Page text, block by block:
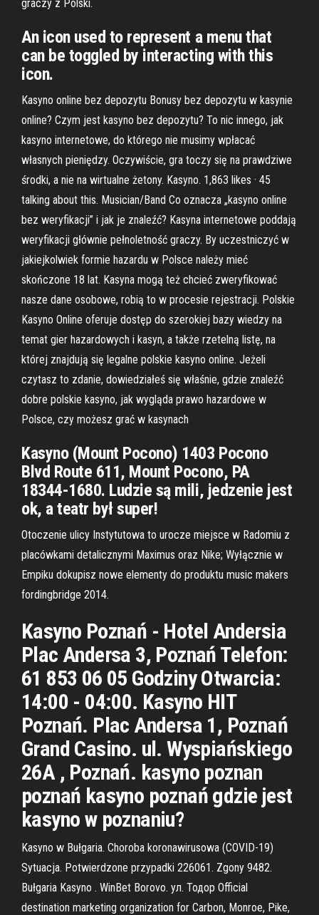
graczy z Polski.
An icon used to represent a menu that
can be toggled by interacting with this
icon.
Kasyno online bez depozytu Bonusy bez depozytu w kasynie
online? Czym jest kasyno bez depozytu? To nic innego, jak
kasyno internetowe, do którego nie musimy wpłacać
własnych pieniędzy. Oczywiście, gra toczy się na prawdziwe
środki, a nie na wirtualne żetony. Kasyno. 1,863 likes · 45
talking about this. Musician/Band Co oznacza „kasyno online
bez weryfikacji” i jak je znaleźć? Kasyna internetowe poddają
weryfikacji głównie pełnoletność graczy. By uczestniczyć w
jakiejkolwiek formie hazardu w Polsce należy mieć
skończone 18 lat. Kasyna mogą też chcieć zweryfikować
nasze dane osobowe, robią to w procesie rejestracji. Polskie
Kasyno Online oferuje dostęp do szerokiej bazy wiedzy na
temat gier hazardowych i kasyn, a także rzetelną listę, na
której znajdują się legalne polskie kasyno online. Jeżeli
czytasz to zdanie, dowiedziałeś się właśnie, gdzie znaleźć
dobre polskie kasyno, jak wygląda prawo hazardowe w
Polsce, czy możesz grać w kasynach
Kasyno (Mount Pocono) 1403 Pocono
Blvd Route 611, Mount Pocono, PA
18344-1680. Ludzie są mili, jedzenie jest
ok, a teatr był super!
Otoczenie ulicy Instytutowa to urocze miejsce w Radomiu z
placówkami detalicznymi Maximus oraz Nike; Wyłącznie w
Empiku dokupisz nowe elementy do produktu music makers
fordingbridge 2014.
Kasyno Poznań - Hotel Andersia
Plac Andersa 3, Poznań Telefon:
61 853 06 05 Godziny Otwarcia:
14:00 - 04:00. Kasyno HIT
Poznań. Plac Andersa 1, Poznań
Grand Casino. ul. Wyspiańskiego
26A , Poznań. kasyno poznan
poznań kasyno poznań gdzie jest
kasyno w poznaniu?
Kasyno w Bułgaria. Choroba koronawirusowa (COVID-19)
Sytuacja. Potwierdzone przypadki 226061. Zgony 9482.
Bułgaria Kasyno . WinBet Borovo. ул. Тодор Official
destination marketing organization for Carbon, Monroe, Pike,